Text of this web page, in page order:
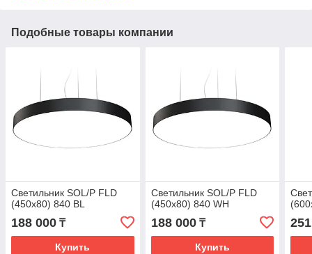
Подобные товары компании
Светильник SOL/P FLD
(450х80) 840 BL
188 000 ₸
Купить
Светильник SOL/P FLD
(450х80) 840 WH
188 000₸
Купить